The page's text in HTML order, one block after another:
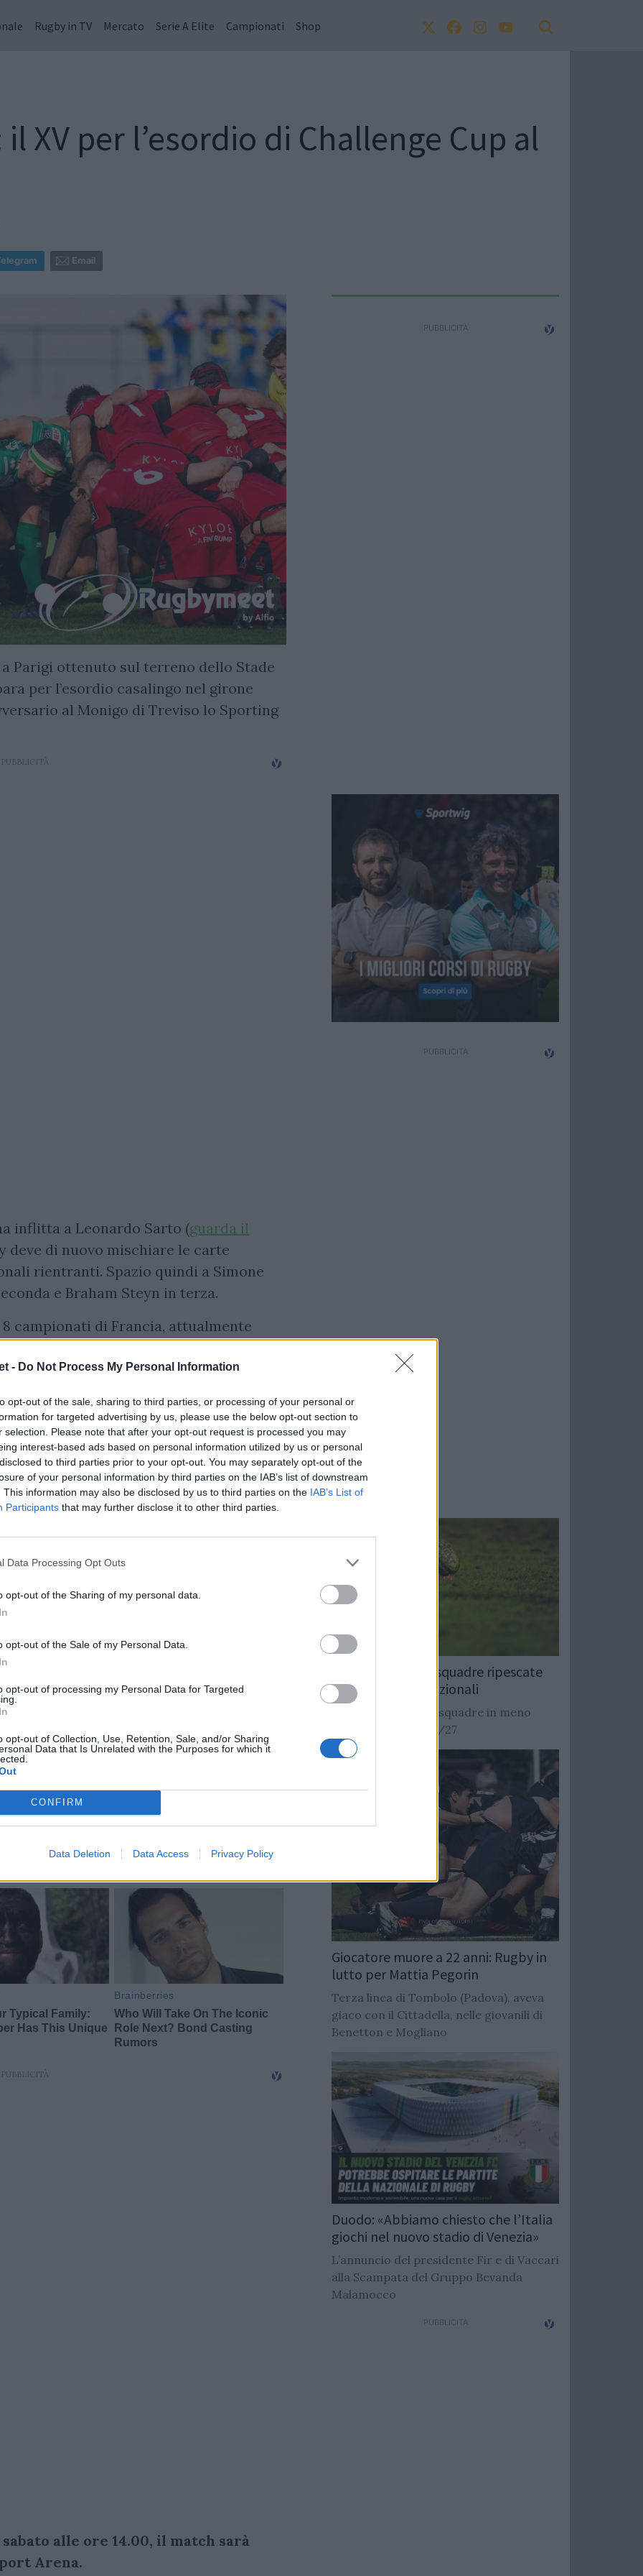
- Do Not Process My Personal Information
opt-out of the sale, sharing to third parties, or processing of your personal or
for targeted advertising by us, please use the below opt-out section to
selection. Please note that after your opt-out request is processed you may
interest-based ads based on personal information utilized by us or personal
to third parties prior to your opt-out. You may separately opt-out of the
of your personal information by third parties on the IAB’s list of downstream
This information may also be disclosed by us to third parties on the IAB’s List of
Participants that may further disclose it to other third parties.
Data Processing Opt Outs
opt-out of the Sharing of my personal data.
opt-out of the Sale of my Personal Data.
opt-out of processing my Personal Data for Targeted
opt-out of Collection, Use, Retention, Sale, and/or Sharing
Data that Is Unrelated with the Purposes for which it
CONFIRM
Data Deletion Data Access Privacy Policy
Rugby in TV Mercato Serie A Elite Campionati Shop
XV per l’esordio di Challenge Cup al
Email
Parigi ottenuto sul terreno dello Stade
per l’esordio casalingo nel girone
al Monigo di Treviso lo Sporting
inflitta a Leonardo Sarto (guarda il
deve di nuovo mischiare le carte
rientranti. Spazio quindi a Simone
e Braham Steyn in terza.
campionati di Francia, attualmente
0 vittorie in 11 partite, mentre nella
in casa 34 a 8 contro London Irish.
alle ore 14.00, il match sarà
Arena.
Rugby: Record di squadre ripescate
nei campionati nazionali
Si stimano oltre 20 squadre in meno
dalla stagione 2026/27
Giocatore muore a 22 anni: Rugby in
lutto per Mattia Pegorin
Terza linea di Tombolo (Padova), aveva
giaco con il Cittadella, nelle giovanili di
Benetton e Mogliano
Duodo: «Abbiamo chiesto che l’Italia
giochi nel nuovo stadio di Venezia»
L’annuncio del presidente Fir e di Vaccari
alla Scampata del Gruppo Bevanda
Malamocco